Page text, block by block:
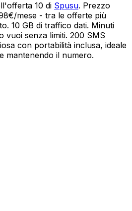
10 di Spusu. Prezzo
mese - tra le offerte più
10 GB di traffico dati. Minuti
vuoi senza limiti. 200 SMS
con portabilità inclusa, ideale
mantenendo il numero.